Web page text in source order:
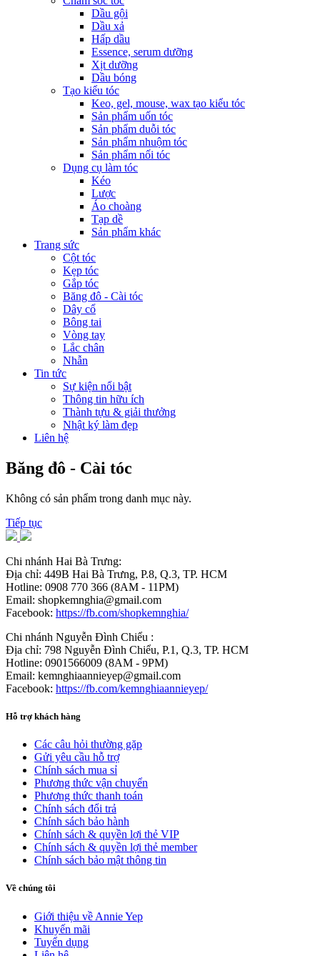
Dầu gội
Dầu xả
Hấp dầu
Essence, serum dưỡng
Xịt dưỡng
Dầu bóng
Tạo kiểu tóc
Keo, gel, mouse, wax tạo kiểu tóc
Sản phẩm uốn tóc
Sản phẩm duỗi tóc
Sản phẩm nhuộm tóc
Sản phẩm nối tóc
Dụng cụ làm tóc
Kéo
Lược
Áo choàng
Tạp dề
Sản phẩm khác
Trang sức
Cột tóc
Kẹp tóc
Gắp tóc
Băng đô - Cài tóc
Dây cổ
Bông tai
Vòng tay
Lắc chân
Nhẫn
Tin tức
Sự kiện nổi bật
Thông tin hữu ích
Thành tựu & giải thưởng
Nhật ký làm đẹp
Liên hệ
Băng đô - Cài tóc
Không có sản phẩm trong danh mục này.
Tiếp tục
Chi nhánh Hai Bà Trưng:
Địa chỉ: 449B Hai Bà Trưng, P.8, Q.3, TP. HCM
Hotline: 0908 770 366 (8AM - 11PM)
Email: shopkemnghia@gmail.com
Facebook: https://fb.com/shopkemnghia/
Chi nhánh Nguyễn Đình Chiểu :
Địa chỉ: 798 Nguyễn Đình Chiểu, P.1, Q.3, TP. HCM
Hotline: 0901566009 (8AM - 9PM)
Email: kemnghiaannieyep@gmail.com
Facebook: https://fb.com/kemnghiaannieyep/
Hỗ trợ khách hàng
Các câu hỏi thường gặp
Gửi yêu cầu hỗ trợ
Chính sách mua sỉ
Phương thức vận chuyển
Phương thức thanh toán
Chính sách đổi trả
Chính sách bảo hành
Chính sách & quyền lợi thẻ VIP
Chính sách & quyền lợi thẻ member
Chính sách bảo mật thông tin
Về chúng tôi
Giới thiệu về Annie Yep
Khuyến mãi
Tuyển dụng